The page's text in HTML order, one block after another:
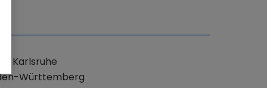
Karlsruhe
Württemberg